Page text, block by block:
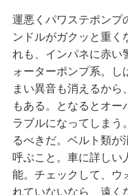
運悪くパワステポンプ
ンドルがガクッと重く
れも、インパネに赤い
ォーターポンプ系。し
まい異音も消えるから
もある。となるとオー
ラブルになってしまう
るべきだ。ベルト類が
呼ぶこと。車に詳しい
能。チェックして、ウ
れていないなら、遠く